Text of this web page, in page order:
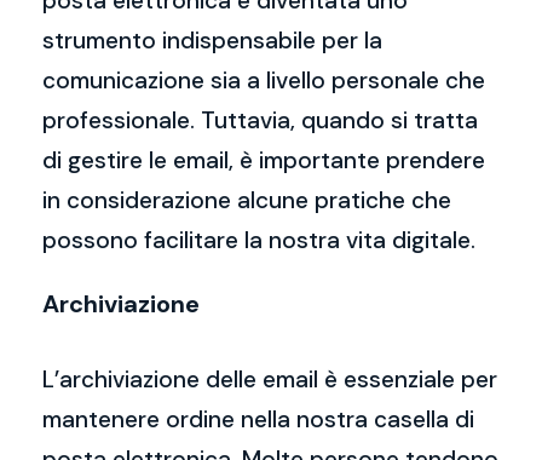
strumento indispensabile per la
comunicazione sia a livello personale che
professionale. Tuttavia, quando si tratta
di gestire le email, è importante prendere
in considerazione alcune pratiche che
possono facilitare la nostra vita digitale.
Archiviazione
L’archiviazione delle email è essenziale per
mantenere ordine nella nostra casella di